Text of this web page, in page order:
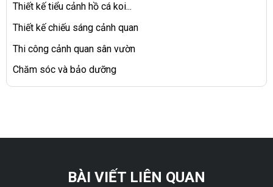
Thiết kế tiểu cảnh hồ cá koi...
Thiết kế chiếu sáng cảnh quan
Thi công cảnh quan sân vườn
Chăm sóc và bảo dưỡng
BÀI VIẾT LIÊN QUAN